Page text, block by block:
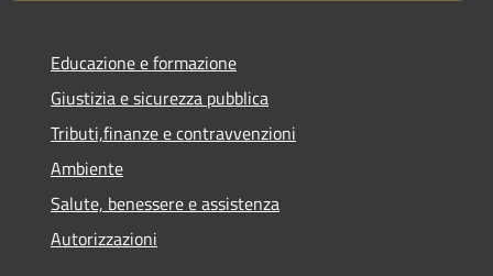
Educazione e formazione
Giustizia e sicurezza pubblica
Tributi,finanze e contravvenzioni
Ambiente
Salute, benessere e assistenza
Autorizzazioni